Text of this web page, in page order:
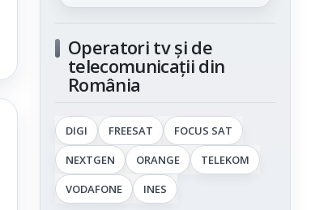
Operatori tv și de
telecomunicații din
România
DIGI FREESAT
FOCUS SAT
NEXTGEN
ORANGE
TELEKOM
VODAFONE
INES